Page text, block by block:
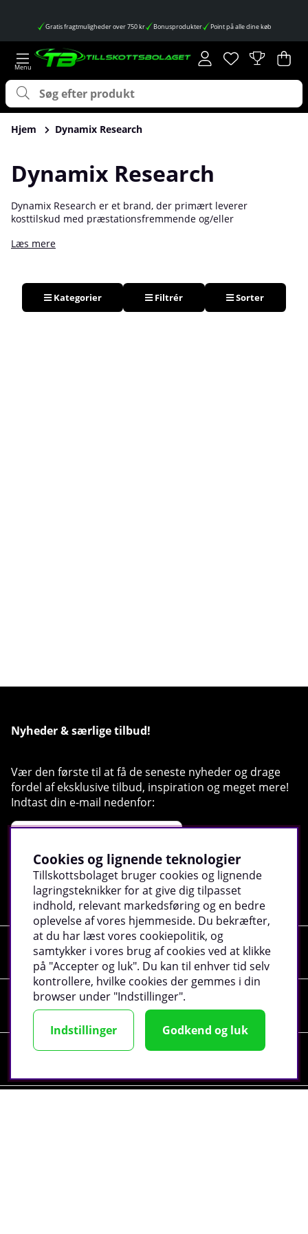
Gratis fragtmuligheder over 750 kr Bonusprodukter Point på alle dine køb
Ønskeliste
Antal på
. .
Hjem Dynamix Research
Dynamix Research
Dynamix Research er et brand, der primært leverer
kosttilskud med præstationsfremmende og/eller
den berømte fedtforbrænder Purple Burn, der tog markedet
forskellen!
Læs mere
Kategorier Filtrér Sorter
Nyheder & særlige tilbud!
Vær den første til at få de seneste nyheder og drage
fordel af eksklusive tilbud, inspiration og meget mere!
Indtast din e-mail nedenfor:
Registrer
Shopping
Information
Cookies og lignende teknologier
Tillskottsbolaget bruger cookies og lignende
lagringsteknikker for at give dig tilpasset
indhold, relevant markedsføring og en bedre
oplevelse af vores hjemmeside. Du bekræfter,
at du har læst vores cookiepolitik, og
samtykker i vores brug af cookies ved at klikke
på "Accepter og luk". Du kan til enhver tid selv
kontrollere, hvilke cookies der gemmes i din
browser under "Indstillinger".
Indstillinger Godkend og luk